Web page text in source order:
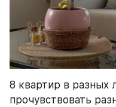
8 квартир в разных
прочувствовать